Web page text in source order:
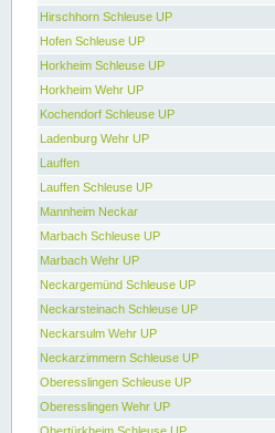
Hirschhorn Schleuse UP
Hofen Schleuse UP
Horkheim Schleuse UP
Horkheim Wehr UP
Kochendorf Schleuse UP
Ladenburg Wehr UP
Lauffen
Lauffen Schleuse UP
Mannheim Neckar
Marbach Schleuse UP
Marbach Wehr UP
Neckargemünd Schleuse UP
Neckarsteinach Schleuse UP
Neckarsulm Wehr UP
Neckarzimmern Schleuse UP
Oberesslingen Schleuse UP
Oberesslingen Wehr UP